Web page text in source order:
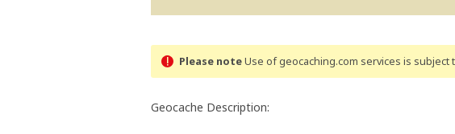
Please noteUse of geocaching.com services is subject
Geocache Description: